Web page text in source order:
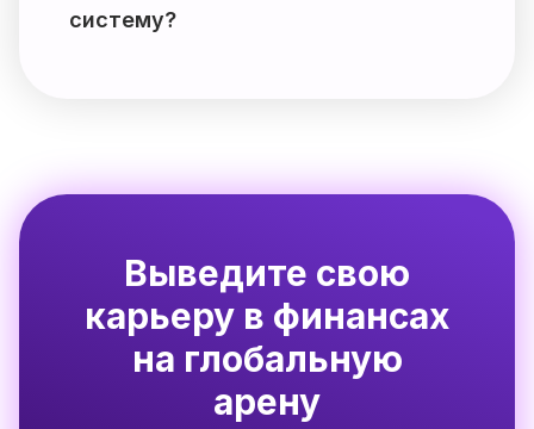
систему?
Выведите свою
карьеру в финансах
на глобальную
арену